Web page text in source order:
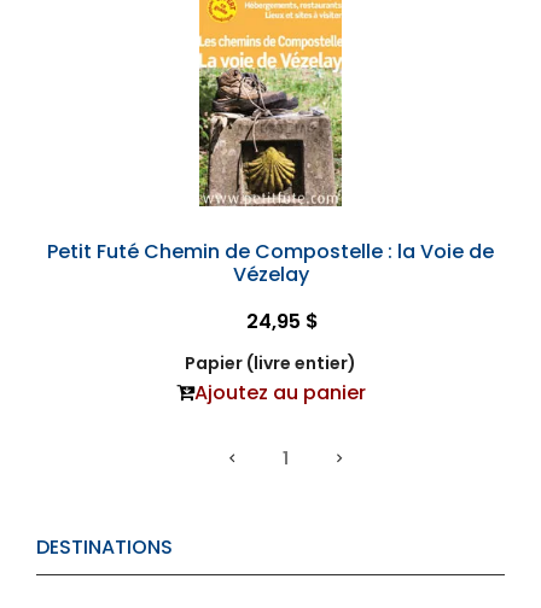
DESTINATIONS
Petit Futé Chemin de Compostelle : la Voie de
Vézelay
24,95 $
Papier (livre entier)
Ajoutez au panier
1